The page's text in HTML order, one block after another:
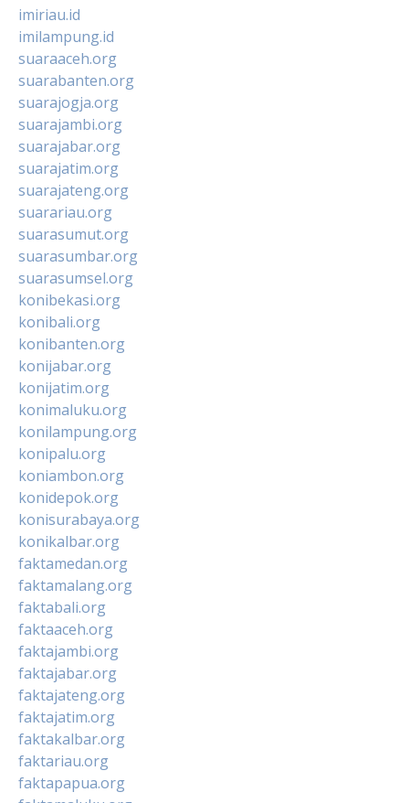
imiriau.id
imilampung.id
suaraaceh.org
suarabanten.org
suarajogja.org
suarajambi.org
suarajabar.org
suarajatim.org
suarajateng.org
suarariau.org
suarasumut.org
suarasumbar.org
suarasumsel.org
konibekasi.org
konibali.org
konibanten.org
konijabar.org
konijatim.org
konimaluku.org
konilampung.org
konipalu.org
koniambon.org
konidepok.org
konisurabaya.org
konikalbar.org
faktamedan.org
faktamalang.org
faktabali.org
faktaaceh.org
faktajambi.org
faktajabar.org
faktajateng.org
faktajatim.org
faktakalbar.org
faktariau.org
faktapapua.org